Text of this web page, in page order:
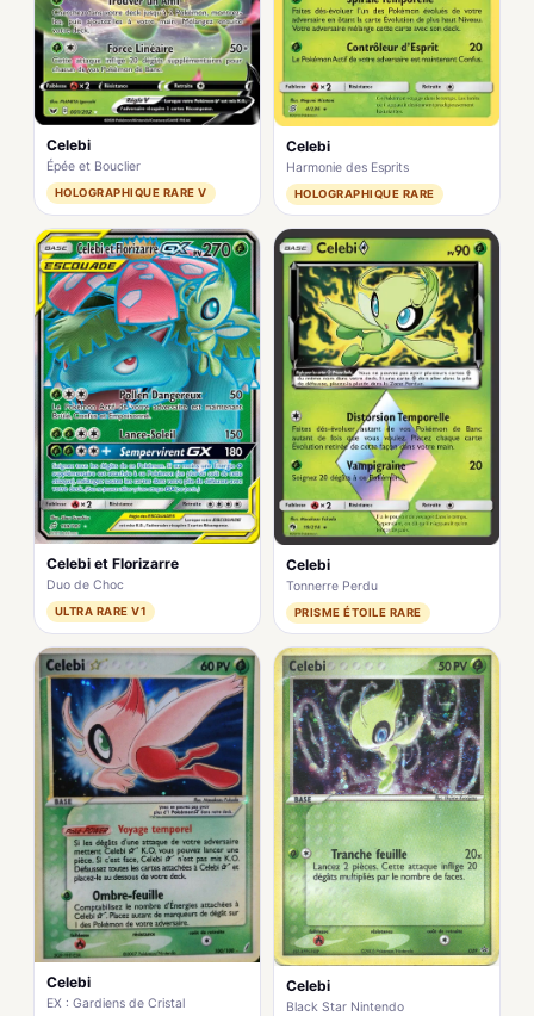
Celebi
Épée et Bouclier
HOLOGRAPHIQUE RARE V
Celebi
Harmonie des Esprits
HOLOGRAPHIQUE RARE
Celebi et Florizarre
Duo de Choc
ULTRA RARE V1
Celebi
Tonnerre Perdu
PRISME ÉTOILE RARE
Celebi
EX : Gardiens de Cristal
Celebi
Black Star Nintendo